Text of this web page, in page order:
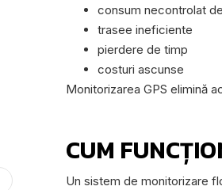
consum necontrolat
trasee ineficiente
pierdere de timp
costuri ascunse
Monitorizarea GPS elimină
CUM
Un sistem de monitorizare